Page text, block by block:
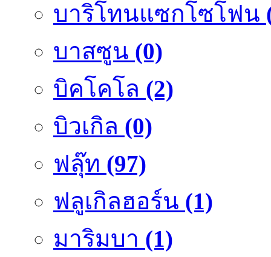
บาริโทนแซกโซโฟน
บาสซูน (0)
บิคโคโล (2)
บิวเกิล (0)
ฟลุ๊ท (97)
ฟลูเกิลฮอร์น (1)
มาริมบา (1)